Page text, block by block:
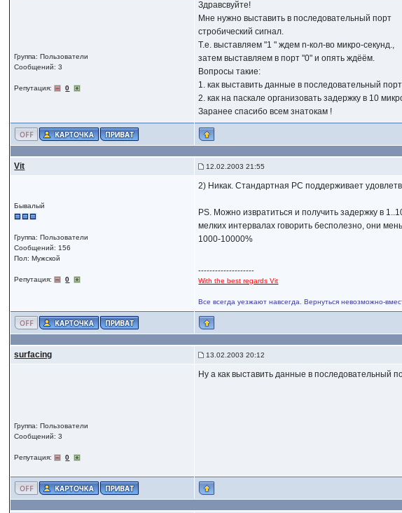
Группа: Пользователи
Сообщений: 3
Репутация: 0
Здравсвуйте!
Мне нужно выставить в последовательный порт
стробический сигнал.
Т.е. выставляем "1 " ждем n-кол-во микро-секунд.,
затем выставляем в порт "0" и опять ждёём.
Вопросы такие:
1. как выставить данные в последовательный
2. как на паскале организовать задержку в 10
Заранее спасибо всем знатокам !
Vit 12.02.2003 21:55
Бывалый
Группа: Пользователи
Сообщений: 156
Пол: Мужской
Репутация: 0
2) Никак. Стандартная PC поддерживает
PS. Можно извратиться и получить задержку в
мелких интервалах говорить бесполезно, они
1000-10000%
--------------------
With the best regards Vit
Все всегда уезжают навсегда. Вернуться невозможно-
surfacing 13.02.2003 20:12
Группа: Пользователи
Сообщений: 3
Репутация: 0
Ну а как выставить данные в последовательный